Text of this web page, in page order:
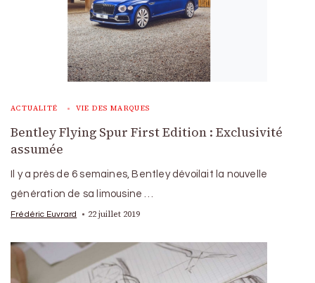
ACTUALITÉ VIE DES MARQUES
Bentley Flying Spur First Edition : Exclusivité
assumée
Il y a près de 6 semaines, Bentley dévoilait la nouvelle
génération de sa limousine …
Frédéric Euvrard 22 juillet 2019